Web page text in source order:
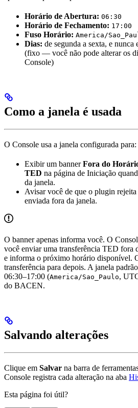
Horário de Abertura: 06:30
Horário de Fechamento: 17:00
Fuso Horário: America/
Dias: de segunda a sexta, e
(fixo — você não pode alterar os
Console)
Como a janela é usada
O Console usa a janela configurada para:
Exibir um bannerFora do
TED na página de Iniciação
da janela.
Avisar você de que o plugin
enviada fora da janela.
O banner apenas informa você. O
você enviar uma transferência TED fora
e informa o próximo horário disponível.
transferência para depois. A janela
06:30–17:00 (America/Sao_Paulo,
do BACEN.
Salvando alterações
Clique em Salvar na barra de
Console registra cada alteração na aba
Esta página foi útil?